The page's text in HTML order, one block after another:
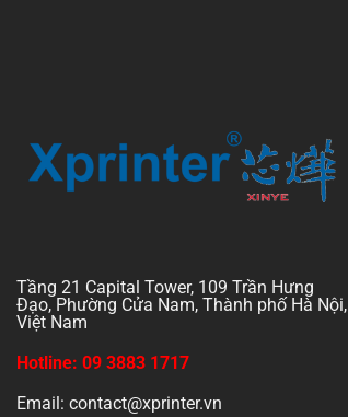
Tầng 21 Capital Tower, 109 Trần Hưng
Đạo, Phường Cửa Nam, Thành phố Hà Nội,
Việt Nam
Hotline: 09 3883 1717
Email: contact@xprinter.vn